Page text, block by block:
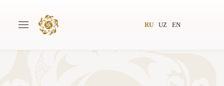
RU UZ EN